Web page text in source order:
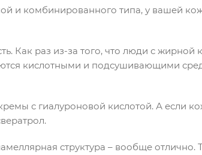
и комбинированного типа, у вашей
Как раз из-за того, что люди с жирной
кислотными и подсушивающими
с гиалуроновой кислотой. А если
структура – вообще отлично.